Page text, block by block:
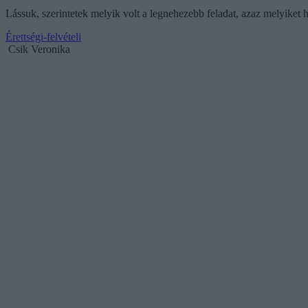
Lássuk, szerintetek melyik volt a legnehezebb feladat, azaz
Érettségi-felvételi
Csik Veronika